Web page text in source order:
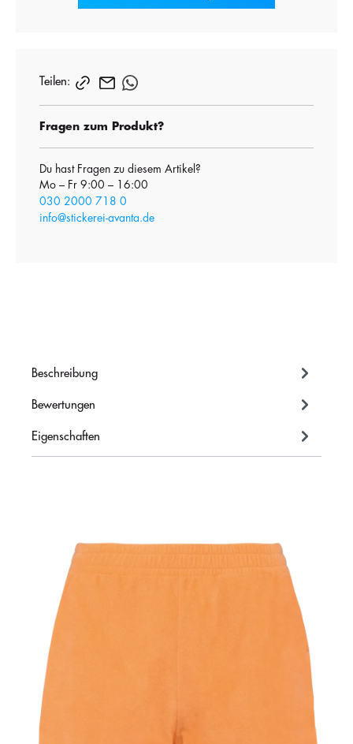
Teilen:
Fragen zum Produkt?
Du hast Fragen zu diesem Artikel?
Mo – Fr 9:00 – 16:00
030 2000 718 0
info@stickerei-avanta.de
Beschreibung
Bewertungen
Eigenschaften